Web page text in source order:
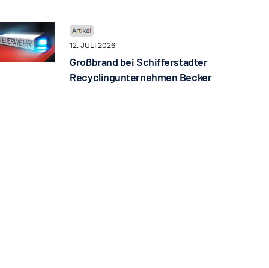
12. JULI 2026
Großbrand bei Schifferstadter
Recyclingunternehmen Becker